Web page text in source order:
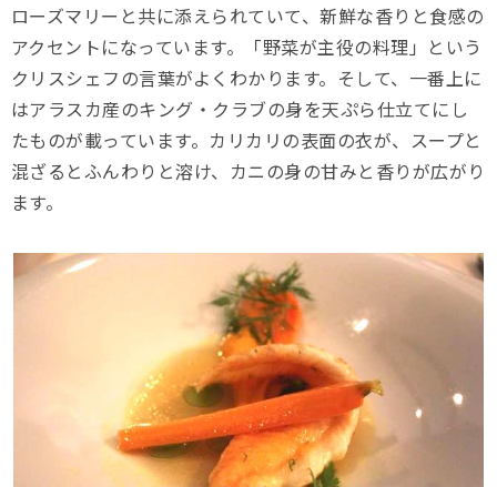
ローズマリーと共に添えられていて、新鮮な香りと食感の
アクセントになっています。「野菜が主役の料理」という
クリスシェフの言葉がよくわかります。そして、一番上に
はアラスカ産のキング・クラブの身を天ぷら仕立てにし
たものが載っています。カリカリの表面の衣が、スープと
混ざるとふんわりと溶け、カニの身の甘みと香りが広がり
ます。